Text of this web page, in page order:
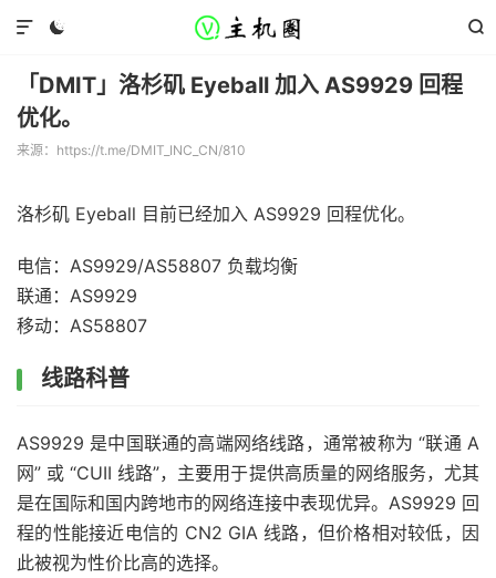



「DMIT」洛杉矶 Eyeball 加入 AS9929 回程
优化。
来源：https://t.me/DMIT_INC_CN/810
洛杉矶 Eyeball 目前已经加入 AS9929 回程优化。
电信：AS9929/AS58807 负载均衡
联通：AS9929
移动：AS58807
线路科普
AS9929 是中国联通的高端网络线路，通常被称为 “联通 A
网” 或 “CUII 线路”，主要用于提供高质量的网络服务，尤其
是在国际和国内跨地市的网络连接中表现优异。AS9929 回
程的性能接近电信的 CN2 GIA 线路，但价格相对较低，因
此被视为性价比高的选择。